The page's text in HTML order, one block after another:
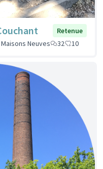
Retenue
Neuves
32 10